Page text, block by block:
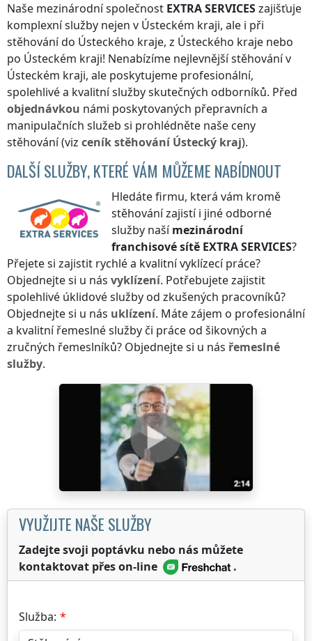
Naše mezinárodní společnost EXTRA SERVICESzajišťuje
komplexní služby nejen v Ústeckém kraji, ale i při
stěhovánído Ústeckého kraje, z Ústeckého kraje nebo
po Ústeckém kraji! Nenabízíme nejlevnější stěhovánív
Ústeckém kraji, ale poskytujeme profesionální,
spolehlivé a kvalitní služby skutečných odborníků. Před
objednávkou námi poskytovaných přepravních a
manipulačních služeb si prohlédněte naše ceny
stěhování (viz ceníkstěhování Ústecký kraj).
DALŠÍ SLUŽBY, KTERÉ VÁM MŮŽEME NABÍDNOUT
Hledáte firmu, která vám kromě
stěhování zajistí i jiné odborné
služby našímezinárodní
franchisové sítě EXTRA SERVICES?
Přejete si zajistit rychlé a kvalitní vyklízecí práce?
Objednejte si u nás vyklízení. Potřebujete zajistit
spolehlivé úklidové služby od zkušených pracovníků?
Objednejte si u nás uklízení. Máte zájem o profesionální
a kvalitní řemeslné služby či práce od šikovných a
zručných řemeslníků? Objednejte si u nás řemeslné
služby.
VYUŽIJTE NAŠE SLUŽBY
Zadejte svoji poptávku nebo nás můžete
kontaktovat přes on-line
.
Služba: